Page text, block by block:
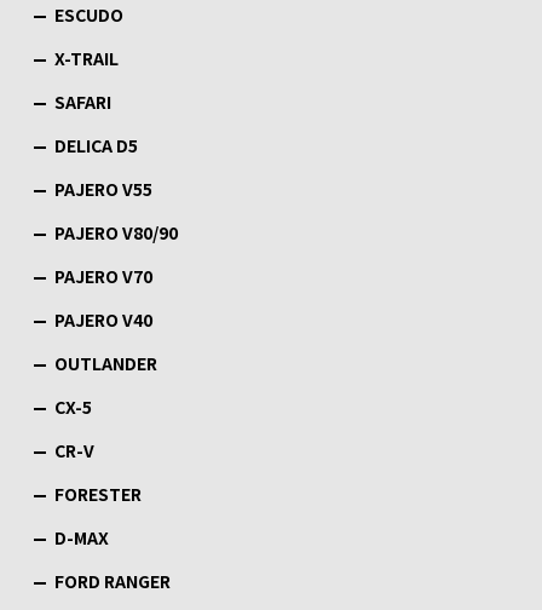
ESCUDO
X-TRAIL
SAFARI
DELICA D5
PAJERO V55
PAJERO V80/90
PAJERO V70
PAJERO V40
OUTLANDER
CX-5
CR-V
FORESTER
D-MAX
FORD RANGER